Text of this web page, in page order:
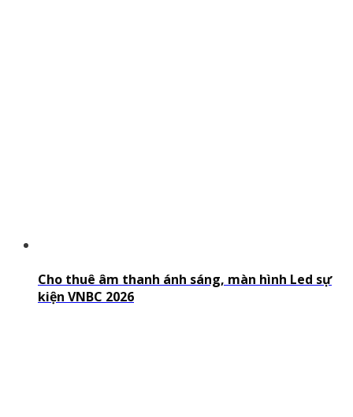
Cho thuê âm thanh ánh sáng, màn hình Led sự
kiện VNBC 2026